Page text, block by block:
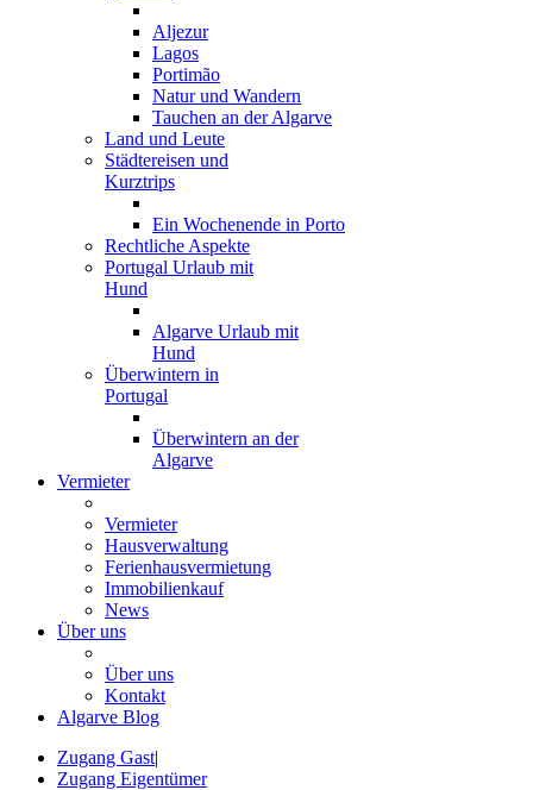
Aljezur
Lagos
Portimão
Natur und Wandern
Tauchen an der Algarve
Land und Leute
Städtereisen und
Kurztrips
Ein Wochenende in Porto
Rechtliche Aspekte
Portugal Urlaub mit
Hund
Algarve Urlaub mit
Hund
Überwintern in
Portugal
Überwintern an der
Algarve
Vermieter
Vermieter
Hausverwaltung
Ferienhausvermietung
Immobilienkauf
News
Über uns
Über uns
Kontakt
Algarve Blog
Zugang Gast|
Zugang Eigentümer